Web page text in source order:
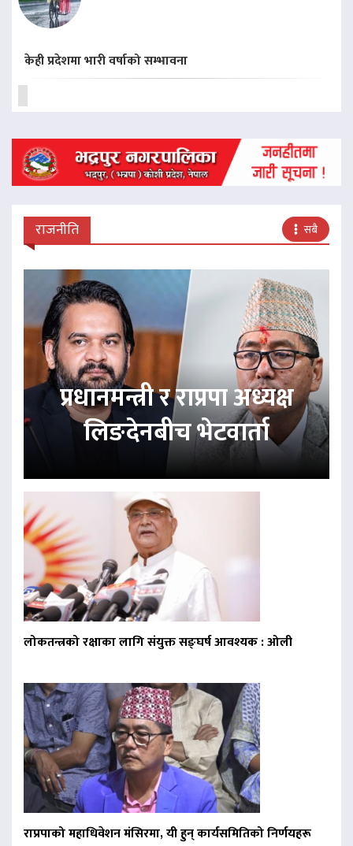
केही प्रदेशमा भारी वर्षाको सम्भावना
राजनीति सबै
प्रधानमन्त्री र राप्रपा अध्यक्ष
लिङदेनबीच भेटवार्ता
लोकतन्त्रको रक्षाका लागि संयुक्त सङ्घर्ष आवश्यक : ओली
राप्रपाको महाधिवेशन मंसिरमा, यी हुन् कार्यसमितिको निर्णयहरू